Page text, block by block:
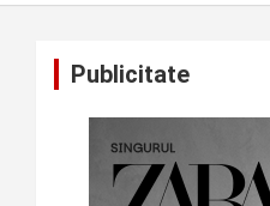
Publicitate